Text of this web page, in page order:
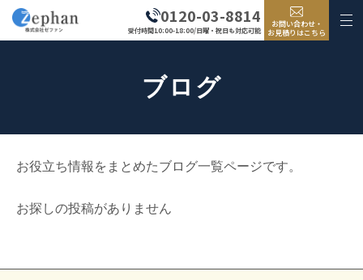
0120-03-8814
受付時間10:00-18:00/日曜・祝日も対応可能
お問い合わせ・
お見積りはこちら
ブログ
お役立ち情報をまとめたブログ一覧ページです。
お探しの投稿がありません